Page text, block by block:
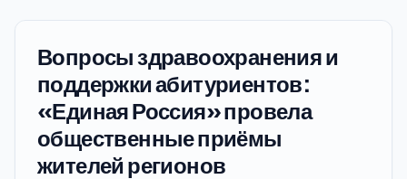
Вопросы здравоохранения и
поддержки абитуриентов:
«Единая Россия» провела
общественные приёмы
жителей регионов